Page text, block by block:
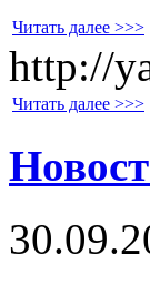
Читать далее >>>
http://
Читать далее >>>